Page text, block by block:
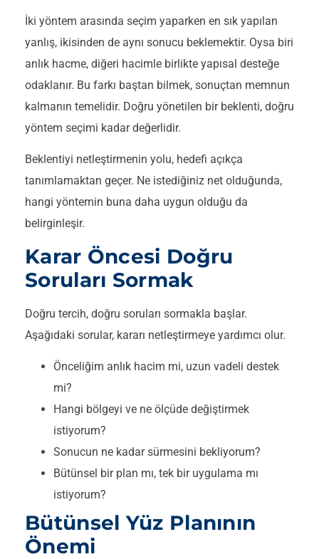
İki yöntem arasında seçim yaparken en sık yapılan
yanlış, ikisinden de aynı sonucu beklemektir. Oysa biri
anlık hacme, diğeri hacimle birlikte yapısal desteğe
odaklanır. Bu farkı baştan bilmek, sonuçtan memnun
kalmanın temelidir. Doğru yönetilen bir beklenti, doğru
yöntem seçimi kadar değerlidir.
Beklentiyi netleştirmenin yolu, hedefi açıkça
tanımlamaktan geçer. Ne istediğiniz net olduğunda,
hangi yöntemin buna daha uygun olduğu da
belirginleşir.
Karar Öncesi Doğru
Soruları Sormak
Doğru tercih, doğru soruları sormakla başlar.
Aşağıdaki sorular, kararı netleştirmeye yardımcı olur.
Önceliğim anlık hacim mi, uzun vadeli destek
mi?
Hangi bölgeyi ve ne ölçüde değiştirmek
istiyorum?
Sonucun ne kadar sürmesini bekliyorum?
Bütünsel bir plan mı, tek bir uygulama mı
istiyorum?
Bütünsel Yüz Planının
Önemi